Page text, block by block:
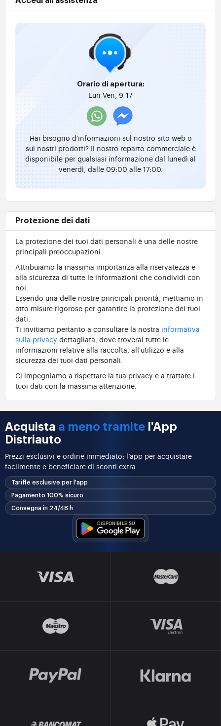
Orario di apertura:
Lun-Ven, 9-17
Hai bisogno d'informazioni sul nostro sito web o
sui nostri prodotti? Il nostro reparto commerciale è
disponibile per qualsiasi informazione dal lunedì al
venerdì, dalle 09:00 alle 17:00.
Protezione dei dati
La protezione dei tuoi dati personali è una delle nostre
principali preoccupazioni.
Attribuiamo la massima importanza alla riservatezza e
alla sicurezza di tutte le informazioni che condividi con
noi.
Essendo una delle nostre principali priorità, mettiamo in
atto misure rigorose per garantire la protezione dei tuoi
dati.
Ti invitiamo pertanto a consultare la nostra informativa
sulla privacy dettagliata, dove troverai tutte le
informazioni relative alla raccolta, all'utilizzo e alla
sicurezza dei tuoi dati personali.
Ci impegniamo a rispettare la tua privacy e a trattare i
tuoi dati con la massima attenzione.
Acquista a meno tramite l'App
Distriauto
Prezzi esclusivi e ordine immediato: l’app per acquistare
facilmente e beneficiare di sconti extra.
Tariffe esclusive per l'app
Pagamento 100% sicuro
Consegna in 24/48 h